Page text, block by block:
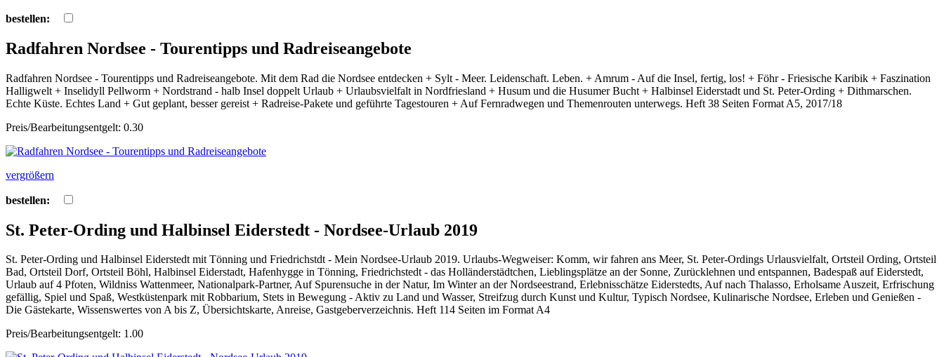
bestellen:
Radfahren Nordsee - Tourentipps und Radreiseangebote
Radfahren Nordsee - Tourentipps und Radreiseangebote. Mit dem Rad die Nordsee entdecken + Sylt - Meer. Leidenschaft. Leben. + Amrum - Auf die Insel, fertig, los! + Föhr - Friesische Karibik + Faszination
Halligwelt + Inselidyll Pellworm + Nordstrand - halb Insel doppelt Urlaub + Urlaubsvielfalt in Nordfriesland + Husum und die Husumer Bucht + Halbinsel Eiderstadt und St. Peter-Ording + Dithmarschen.
Echte Küste. Echtes Land + Gut geplant, besser gereist + Radreise-Pakete und geführte Tagestouren + Auf Fernradwegen und Themenrouten unterwegs. Heft 38 Seiten Format A5, 2017/18
Preis/Bearbeitungsentgelt: 0.30
vergrößern
bestellen:
St. Peter-Ording und Halbinsel Eiderstedt - Nordsee-Urlaub 2019
St. Peter-Ording und Halbinsel Eiderstedt mit Tönning und Friedrichstdt - Mein Nordsee-Urlaub 2019. Urlaubs-Wegweiser: Komm, wir fahren ans Meer, St. Peter-Ordings Urlausvielfalt, Ortsteil Ording, Ortsteil
Bad, Ortsteil Dorf, Ortsteil Böhl, Halbinsel Eiderstadt, Hafenhygge in Tönning, Friedrichstedt - das Holländerstädtchen, Lieblingsplätze an der Sonne, Zurücklehnen und entspannen, Badespaß auf Eiderstedt,
Urlaub auf 4 Pfoten, Wildniss Wattenmeer, Nationalpark-Partner, Auf Spurensuche in der Natur, Im Winter an der Nordseestrand, Erlebnisschätze Eiderstedts, Auf nach Thalasso, Erholsame Auszeit, Erfrischung
gefällig, Spiel und Spaß, Westküstenpark mit Robbarium, Stets in Bewegung - Aktiv zu Land und Wasser, Streifzug durch Kunst und Kultur, Typisch Nordsee, Kulinarische Nordsee, Erleben und Genießen -
Die Gästekarte, Wissenswertes von A bis Z, Übersichtskarte, Anreise, Gastgeberverzeichnis. Heft 114 Seiten im Format A4
Preis/Bearbeitungsentgelt: 1.00